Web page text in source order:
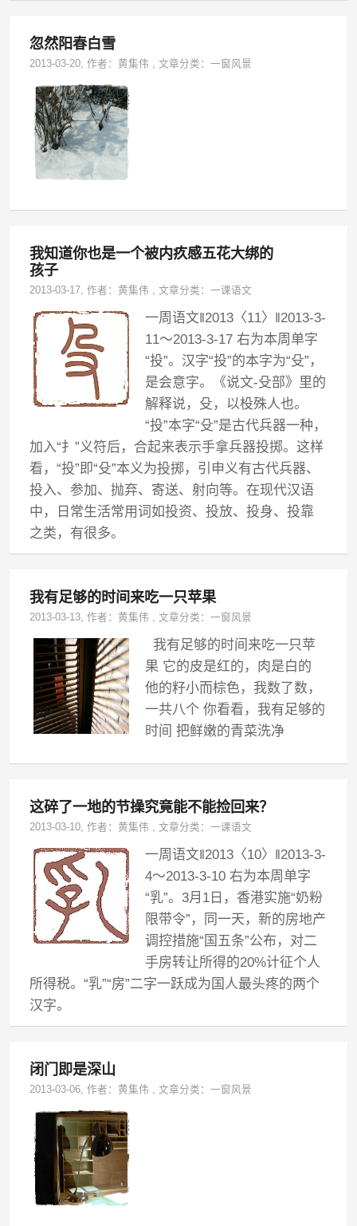
忽然阳春白雪
2013-03-20, 作者：黄集伟 ,文章分类：一窗风景
我知道你也是一个被内疚感五花大绑的
孩子
2013-03-17, 作者：黄集伟 ,文章分类：一课语文
一周语文‖2013〈11〉‖2013-3-
11～2013-3-17 右为本周单字
“投”。汉字“投”的本字为“殳”，
是会意字。《说文-殳部》里的
解释说，殳，以杸殊人也。
“投”本字“殳”是古代兵器一种，
加入“扌”义符后，合起来表示手拿兵器投掷。这样
看，“投”即“殳”本义为投掷，引申义有古代兵器、
投入、参加、抛弃、寄送、射向等。在现代汉语
中，日常生活常用词如投资、投放、投身、投靠
之类，有很多。
我有足够的时间来吃一只苹果
2013-03-13, 作者：黄集伟 ,文章分类：一窗风景
我有足够的时间来吃一只苹
果 它的皮是红的，肉是白的
他的籽小而棕色，我数了数，
一共八个 你看看，我有足够的
时间 把鲜嫩的青菜洗净
这碎了一地的节操究竟能不能捡回来？
2013-03-10, 作者：黄集伟 ,文章分类：一课语文
一周语文‖2013〈10〉‖2013-3-
4～2013-3-10 右为本周单字
“乳”。3月1日，香港实施“奶粉
限带令”，同一天，新的房地产
调控措施“国五条”公布，对二
手房转让所得的20%计征个人
所得税。“乳”“房”二字一跃成为国人最头疼的两个
汉字。
闭门即是深山
2013-03-06, 作者：黄集伟 ,文章分类：一窗风景